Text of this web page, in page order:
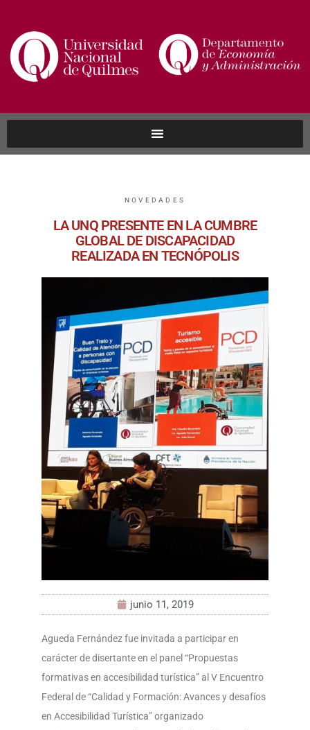
NOVEDADES
LA UNQ PRESENTE EN LA CUMBRE
GLOBAL DE DISCAPACIDAD
REALIZADA EN TECNÓPOLIS
junio 11, 2019
Agueda Fernández fue invitada a participar en
carácter de disertante en el panel “Propuestas
formativas en accesibilidad turística” al V Encuentro
Federal de “Calidad y Formación: Avances y desafíos
en Accesibilidad Turística” organizado